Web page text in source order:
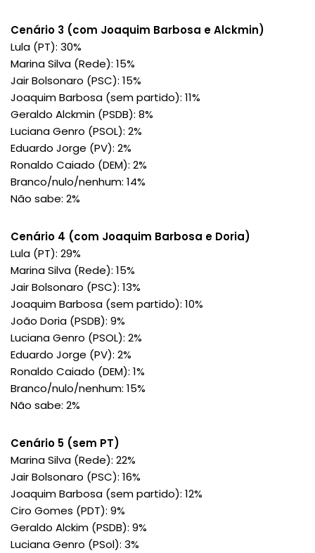
Cenário 3 (com Joaquim Barbosa e Alckmin)
Lula (PT): 30%
Marina Silva (Rede): 15%
Jair Bolsonaro (PSC): 15%
Joaquim Barbosa (sem partido): 11%
Geraldo Alckmin (PSDB): 8%
Luciana Genro (PSOL): 2%
Eduardo Jorge (PV): 2%
Ronaldo Caiado (DEM): 2%
Branco/nulo/nenhum: 14%
Não sabe: 2%
Cenário 4 (com Joaquim Barbosa e Doria)
Lula (PT): 29%
Marina Silva (Rede): 15%
Jair Bolsonaro (PSC): 13%
Joaquim Barbosa (sem partido): 10%
João Doria (PSDB): 9%
Luciana Genro (PSOL): 2%
Eduardo Jorge (PV): 2%
Ronaldo Caiado (DEM): 1%
Branco/nulo/nenhum: 15%
Não sabe: 2%
Cenário 5 (sem PT)
Marina Silva (Rede): 22%
Jair Bolsonaro (PSC): 16%
Joaquim Barbosa (sem partido): 12%
Ciro Gomes (PDT): 9%
Geraldo Alckim (PSDB): 9%
Luciana Genro (PSol): 3%